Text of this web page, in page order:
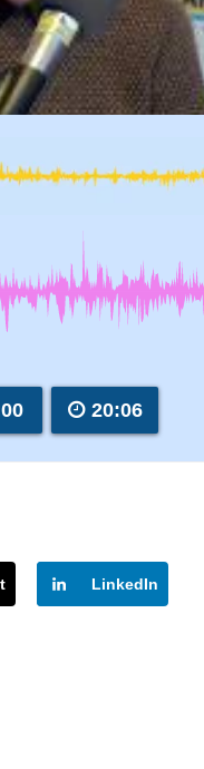
20:06
LinkedIn